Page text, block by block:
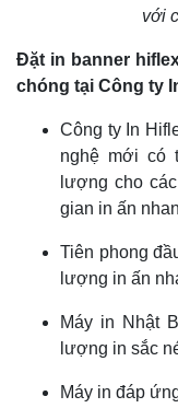
với
Đặt in banner
chóng tại Công ty
Công ty In
nghệ mới có
lượng cho
gian in ấn
Tiên phong
lượng in ấn
Máy in Nhật
lượng in sắc
Máy in đáp